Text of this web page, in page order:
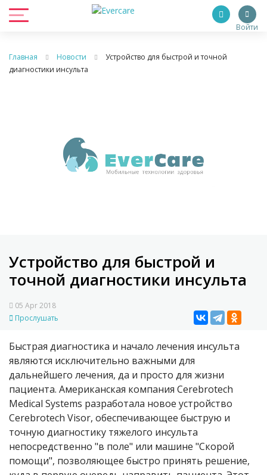
Войти
Главная Новости
Устройство для быстрой и точной
диагностики инсульта
Устройство для быстрой и
точной диагностики инсульта
05 Apr 2018
Прослушать
Быстрая диагностика и начало лечения инсульта
являются исключительно важными для
дальнейшего лечения, да и просто для жизни
пациента. Американская компания Cerebrotech
Medical Systems разработала новое устройство
Cerebrotech Visor, обеспечивающее быструю и
точную диагностику тяжелого инсульта
непосредственно "в поле" или машине "Скорой
помощи", позволяющее быстро принять решение,